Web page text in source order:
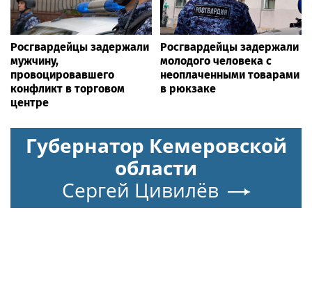
Росгвардейцы задержали
мужчину,
провоцировавшего
конфликт в торговом
центре
Росгвардейцы задержали
молодого человека с
неоплаченными товарами
в рюкзаке
Губернатор Кемеровской
области
Сергей Цивилёв